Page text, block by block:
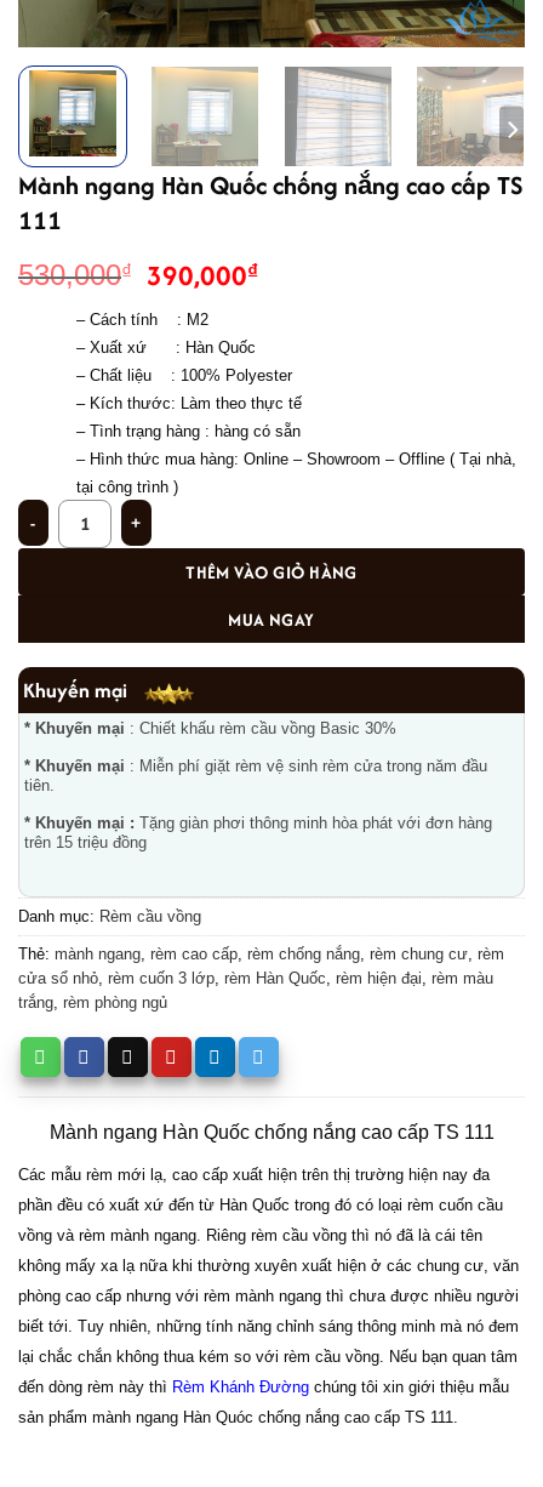
Mành ngang Hàn Quốc chống nắng cao cấp TS
111
530,000₫ Giá
gốc
là:
530,000₫.
390,000₫Giá
là:
390,000₫.
– Cách tính    : M2
– Xuất xứ      : Hàn Quốc
– Chất liệu    : 100% Polyester
– Kích thước: Làm theo thực tế
– Tình trạng hàng : hàng có sẵn
– Hình thức mua hàng: Online – Showroom – Offline ( Tại nhà,
tại công trình )
Mành ngang Hàn Quốc chống nắng cao cấp TS 111 số lượng
THÊM VÀO GIỎ HÀNG
MUA NGAY
Khuyến mại
* Khuyến mại : Chiết khấu rèm cầu vồng Basic 30%
* Khuyến mại : Miễn phí giặt rèm vệ sinh rèm cửa trong năm đầu
tiên.
* Khuyến mại : Tặng giàn phơi thông minh hòa phát với đơn hàng
trên 15 triệu đồng
Danh mục: Rèm cầu vồng
Thẻ: mành ngang, rèm cao cấp, rèm chống nắng, rèm chung cư, rèm
cửa sổ nhỏ, rèm cuốn 3 lớp, rèm Hàn Quốc, rèm hiện đại, rèm màu
trắng, rèm phòng ngủ
Mành ngang Hàn Quốc chống nắng cao cấp TS 111
Các mẫu rèm mới lạ, cao cấp xuất hiện trên thị trường hiện nay đa
phần đều có xuất xứ đến từ Hàn Quốc trong đó có loại rèm cuốn cầu
vồng và rèm mành ngang. Riêng rèm cầu vồng thì nó đã là cái tên
không mấy xa lạ nữa khi thường xuyên xuất hiện ở các chung cư, văn
phòng cao cấp nhưng với rèm mành ngang thì chưa được nhiều người
biết tới. Tuy nhiên, những tính năng chỉnh sáng thông minh mà nó đem
lại chắc chắn không thua kém so với rèm cầu vồng. Nếu bạn quan tâm
đến dòng rèm này thì Rèm Khánh Đường chúng tôi xin giới thiệu mẫu
sản phẩm mành ngang Hàn Quóc chống nắng cao cấp TS 111.